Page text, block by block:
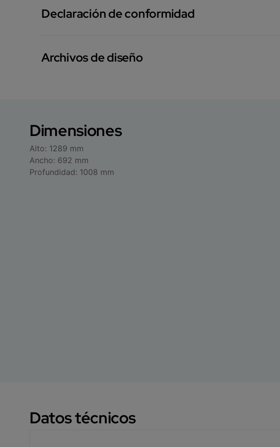
Declaración de conformidad
Archivos de diseño
Dimensiones
Alto: 1289 mm
Ancho: 692 mm
Profundidad: 1008 mm
Datos técnicos